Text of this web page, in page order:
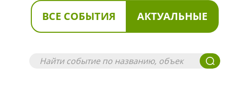
ВСЕ СОБЫТИЯ АКТУАЛЬНЫЕ